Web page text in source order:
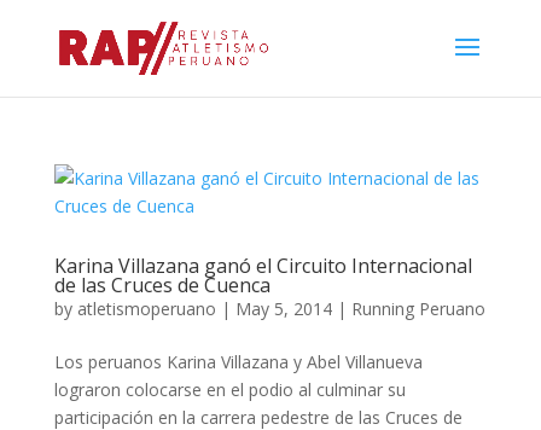
Karina Villazana ganó el Circuito Internacional
de las Cruces de Cuenca
by atletismoperuano | May 5, 2014| Running Peruano
Los peruanos Karina Villazana y Abel Villanueva
lograron colocarse en el podio al culminar su
participación en la carrera pedestre de las Cruces de